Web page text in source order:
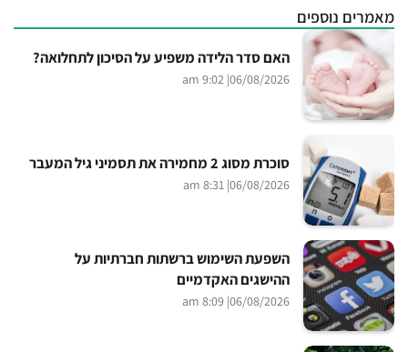
מאמרים נוספים
האם סדר הלידה משפיע על הסיכון לתחלואה?
06/08/2026
| 9:02 am
סוכרת מסוג 2 מחמירה את תסמיני גיל המעבר
06/08/2026
| 8:31 am
השפעת השימוש ברשתות חברתיות על
ההישגים האקדמיים
06/08/2026
| 8:09 am